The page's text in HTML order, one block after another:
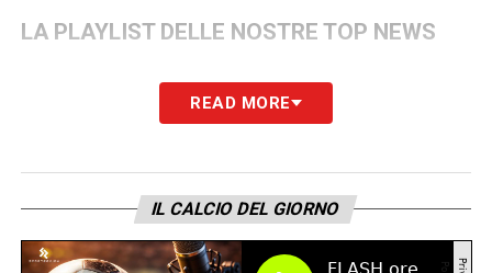
LA PLAYLIST DELLE NOSTRE TOP NEWS
READ MORE
IL CALCIO DEL GIORNO